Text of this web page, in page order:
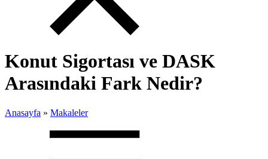
Konut Sigortası ve DASK
Arasındaki Fark Nedir?
Anasayfa » Makaleler